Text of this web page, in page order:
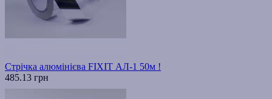
Стрічка алюмінієва FIXIT АЛ-1 50м !
485.13 грн